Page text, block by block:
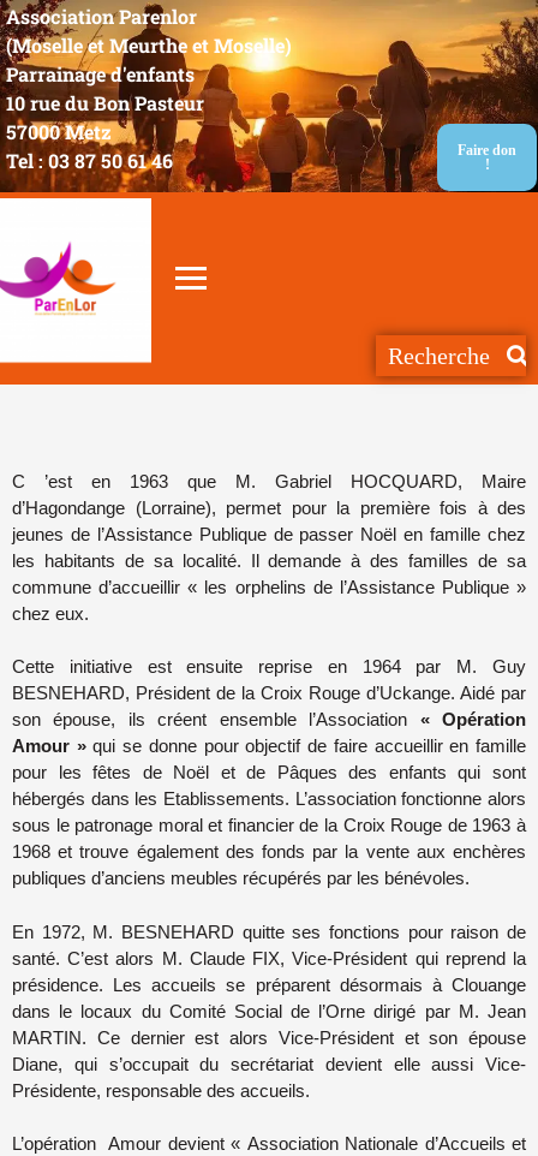
Association Parenlor
(Moselle et Meurthe et Moselle)
Parrainage d'enfants
10 rue du Bon Pasteur
57000 Metz
Tel : 03 87 50 61 46
Faire don
!
C ’est en 1963 que M. Gabriel HOCQUARD, Maire
d’Hagondange (Lorraine), permet pour la première fois à des
jeunes de l’Assistance Publique de passer Noël en famille chez
les habitants de sa localité. Il demande à des familles de sa
commune d’accueillir « les orphelins de l’Assistance Publique »
chez eux.
Cette initiative est ensuite reprise en 1964 par M. Guy
BESNEHARD, Président de la Croix Rouge d’Uckange. Aidé par
son épouse, ils créent ensemble l’Association « Opération
Amour »qui se donne pour objectif de faire accueillir en famille
pour les fêtes de Noël et de Pâques des enfants qui sont
hébergés dans les Etablissements. L’association fonctionne alors
sous le patronage moral et financier de la Croix Rouge de 1963 à
1968 et trouve également des fonds par la vente aux enchères
publiques d’anciens meubles récupérés par les bénévoles.
En 1972, M. BESNEHARD quitte ses fonctions pour raison de
santé. C’est alors M. Claude FIX, Vice-Président qui reprend la
présidence. Les accueils se préparent désormais à Clouange
dans le locaux du Comité Social de l’Orne dirigé par M. Jean
MARTIN. Ce dernier est alors Vice-Président et son épouse
Diane, qui s’occupait du secrétariat devient elle aussi Vice-
Présidente, responsable des accueils.
L’opération Amour devient « Association Nationale d’Accueils et